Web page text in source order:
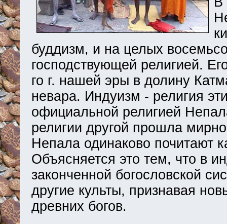
буддизм, и на целых
господствующей религией.
го г. нашей эры в долину
невара. Индуизм - религия
официальной религией
религии другой прошла
Непала одинаково почитают
Объясняется это тем, что в
законченной богословской
другие культы, признавая
древних богов.